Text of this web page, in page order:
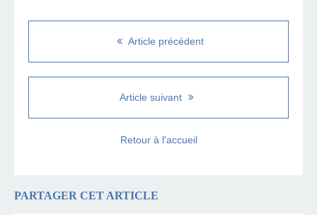
Article précédent
Article suivant
Retour à l'accueil
PARTAGER CET ARTICLE